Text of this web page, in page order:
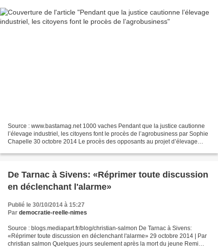
Source : www.bastamag.net 1000 vaches Pendant que la justice cautionne
l’élevage industriel, les citoyens font le procès de l’agrobusiness par Sophie
Chapelle 30 octobre 2014 Le procès des opposants au projet d’élevage
De Tarnac à Sivens: «Réprimer toute discussion
en déclenchant l'alarme»
Publié le 30/10/2014 à 15:27
Par democratie-reelle-nimes
Source : blogs.mediapart.fr/blog/christian-salmon De Tarnac à Sivens:
«Réprimer toute discussion en déclenchant l'alarme» 29 octobre 2014 | Par
christian salmon Quelques jours seulement après la mort du jeune Remi